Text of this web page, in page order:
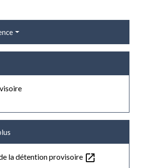
la détention provisoire open_in_new